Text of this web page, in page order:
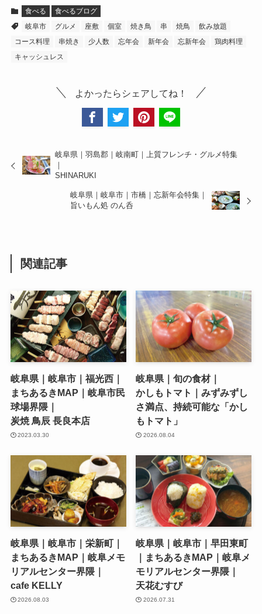
食べる
食べるブログ
岐阜市
グルメ 座敷 個室 焼き鳥 串 焼鳥
飲み放題
コース料理
串焼き 少人数 忘年会 新年会 忘新年会
鶏肉料理
キャッシュレス
よかったらシェアしてね！
岐阜県｜羽島郡｜岐南町｜上質フレンチ・グルメ特集
｜
SHINARUKI
岐阜県｜岐阜市｜市橋｜忘新年会特集｜
旨いもん処 のん呑
関連記事
岐阜県｜岐阜市｜福光西｜
まちあるきMAP｜岐阜市民
球場界隈｜
炭焼 鳥辰 長良本店
2023.03.30
岐阜県｜旬の食材｜
かしもトマト｜みずみずし
さ満点、持続可能な「かし
もトマト」
2026.08.04
岐阜県｜岐阜市｜栄新町｜
まちあるきMAP｜岐阜メモ
リアルセンター界隈｜
cafe KELLY
2026.08.03
岐阜県｜岐阜市｜早田東町
｜まちあるきMAP｜岐阜メ
モリアルセンター界隈｜
天花むすび
2026.07.31